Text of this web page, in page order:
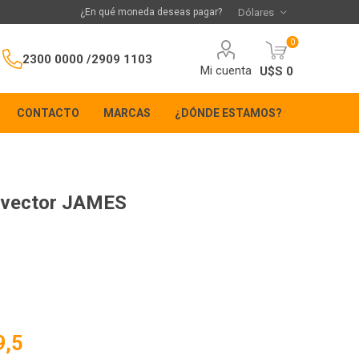
¿En qué moneda deseas pagar?
2300 0000 /2909 1103
Mi cuenta
0
U$S 0
CONTACTO MARCAS ¿DÓNDE ESTAMOS?
JAMES